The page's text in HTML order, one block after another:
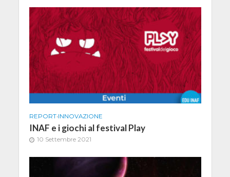
REPORT•INNOVAZIONE
INAF e i giochi al festival Play
10 Settembre 2021